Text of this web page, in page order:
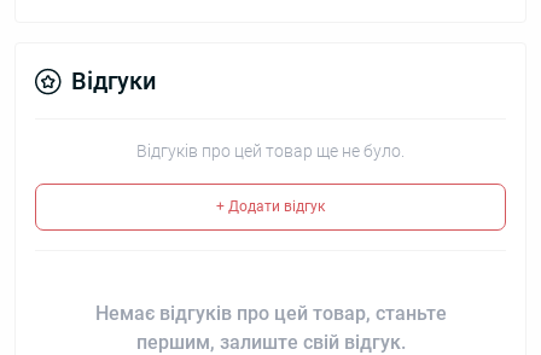
Відгуки
Відгуків про цей товар ще не було.
+ Додати відгук
Немає відгуків про цей товар, станьте
першим, залиште свій відгук.